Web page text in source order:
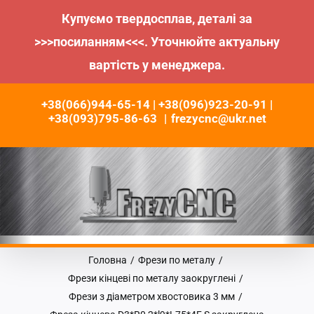
Купуємо твердосплав, деталі за
>>>посиланням<<<. Уточнюйте актуальну
вартість у менеджера.
+38(066)944-65-14 | +38(096)923-20-91 |
+38(093)795-86-63 | frezycnc@ukr.net
Головна / Фрези по металу /
Фрези кінцеві по металу заокруглені /
Фрези з діаметром хвостовика 3 мм /